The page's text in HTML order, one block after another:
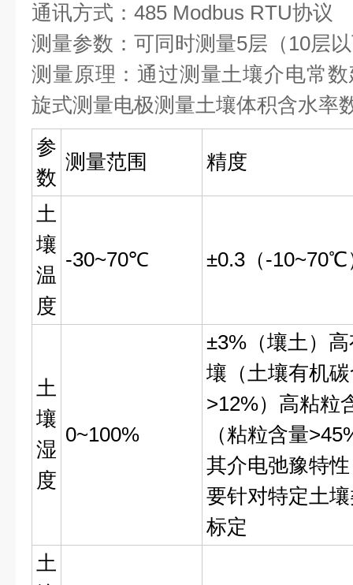
通讯方式：485 Modbus RTU协议
测量参数：可同时测量5层（10层
测量原理：通过测量土壤介电常
旋式测量电极测量土壤体积含水率
参
数
测量范围 精度
土
壤
温
度
-30~70℃ ±0.3（-10~70℃
土
壤
湿
度
0~100%
±3%（壤土）
壤（土壤有机
>12%）高粘粒
（粘粒含量
其介电弛豫特
要针对特定土
标定
土